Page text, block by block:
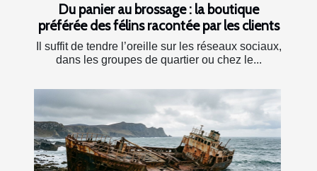
Du panier au brossage : la boutique
préférée des félins racontée par les clients
Il suffit de tendre l’oreille sur les réseaux sociaux,
dans les groupes de quartier ou chez le...